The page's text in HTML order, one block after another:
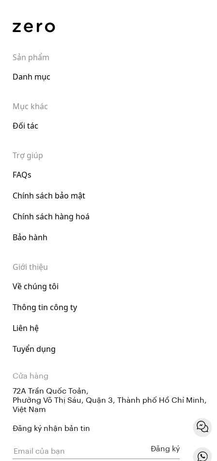
Sản phẩm
Danh mục
Mục khác
Đối tác
Trợ giúp
FAQs
Chính sách bảo mật
Chính sách hàng hoá
Bảo hành
Giới thiệu
Về chúng tôi
Thông tin công ty
Liên hệ
Tuyển dụng
Cửa hàng
72A Trần Quốc Toản,
Phường Võ Thị Sáu, Quận 3, Thành phố Hồ Chí Minh,
Việt Nam
Đăng ký nhận bản tin
Đăng ký